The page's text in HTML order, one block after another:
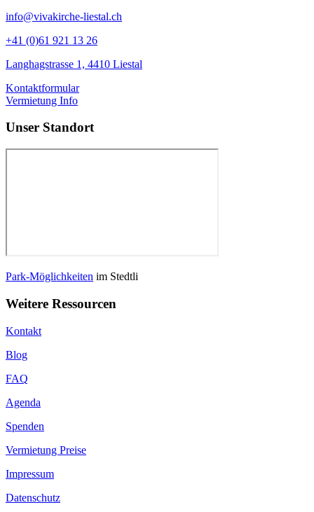
info@vivakirche-liestal.ch
+41 (0)61 921 13 26
Langhagstrasse 1, 4410 Liestal
Kontaktformular
Vermietung Info
Unser Standort
Park-Möglichkeiten im Stedtli
Weitere Ressourcen
Kontakt
Blog
FAQ
Agenda
Spenden
Vermietung Preise
Impressum
Datenschutz